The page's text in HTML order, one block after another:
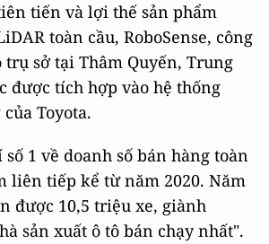
tiến và lợi thế sản phẩm
toàn cầu, RoboSense, công
trụ sở tại Thâm Quyến, Trung
được tích hợp vào hệ thống
Toyota.
1 về doanh số bán hàng toàn
liên tiếp kể từ năm 2020. Năm
được 10,5 triệu xe, giành
sản xuất ô tô bán chạy nhất".